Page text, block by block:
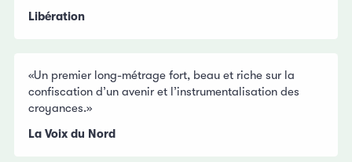
Libération
«Un premier long-métrage fort, beau et riche sur la
confiscation d’un avenir et l’instrumentalisation des
croyances.»
La Voix du Nord